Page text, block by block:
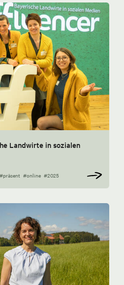
Landwirte in sozialen
#präsent #online #2025